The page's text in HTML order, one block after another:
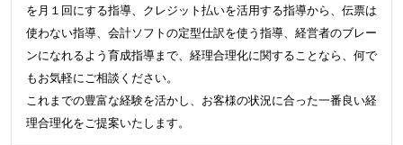
を月１回にする指導、クレジット払いを活用する指導から、伝票は
使わない指導、会計ソフトの定型仕訳を使う指導、経営者のブレー
ンになれるよう育成指導まで、経理合理化に関することなら、何で
もお気軽にご相談ください。
これまでの豊富な経験を活かし、お客様の状況に合った一番良い経
理合理化をご提案いたします。